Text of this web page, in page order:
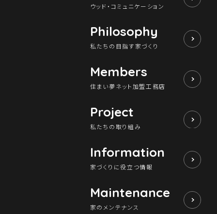
ウッド・コミュニケーション
Philosophy
私たちの目指す家づくり
Members
住まい夢ネット加盟工務店
Project
私たちの取り組み
Information
家づくりに役立つ情報
Maintenance
家のメンテナンス